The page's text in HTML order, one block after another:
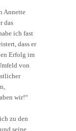
Annette
das
ich fast
dass er
Erfolg im
von
wir!“
zu den
seine